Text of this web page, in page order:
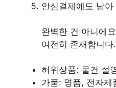
안심결제에도 남
완벽한 건 아니에
여전히 존재합니다.
허위상품: 물건 설
가품: 명품, 전자제